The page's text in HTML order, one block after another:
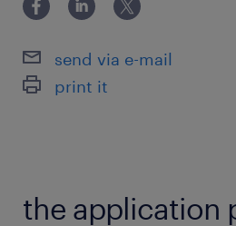
★エンジニア
最寄駅
休日休暇
send via e-mail
print it
the application